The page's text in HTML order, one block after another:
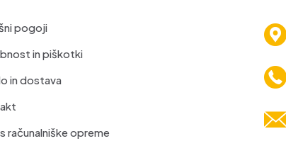
pogoji
in piškotki
in dostava
računalniške opreme